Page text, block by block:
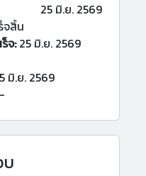
25 มิ.ย. 2569
จสิ้น
จ:25 มิ.ย. 2569
มิ.ย. 2569